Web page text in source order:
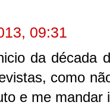
09:31
da década
como
e me mandar